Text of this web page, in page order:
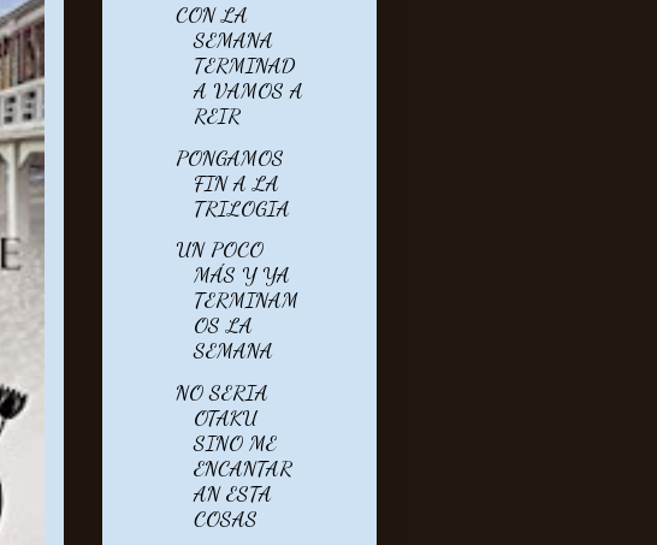
CON LA
SEMANA
TERMINAD
A VAMOS A
REIR
PONGAMOS
FIN A LA
TRILOGIA
UN POCO
MÁS Y YA
TERMINAM
OS LA
SEMANA
NO SERIA
OTAKU
SINO ME
ENCANTAR
AN ESTA
COSAS